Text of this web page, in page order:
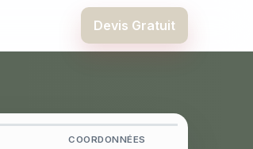
Devis Gratuit
COORDONNÉES